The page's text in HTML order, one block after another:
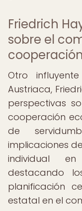
Friedrich
sobre el
Otro
Austriaca,
perspectivas
cooperación
de
implicaciones
individual
destacando
planificación
estatal en el